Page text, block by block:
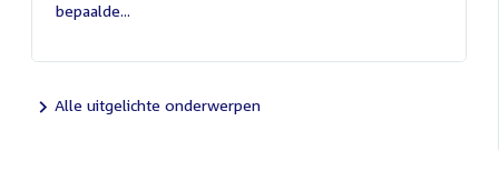
bepaalde...
Alle uitgelichte onderwerpen